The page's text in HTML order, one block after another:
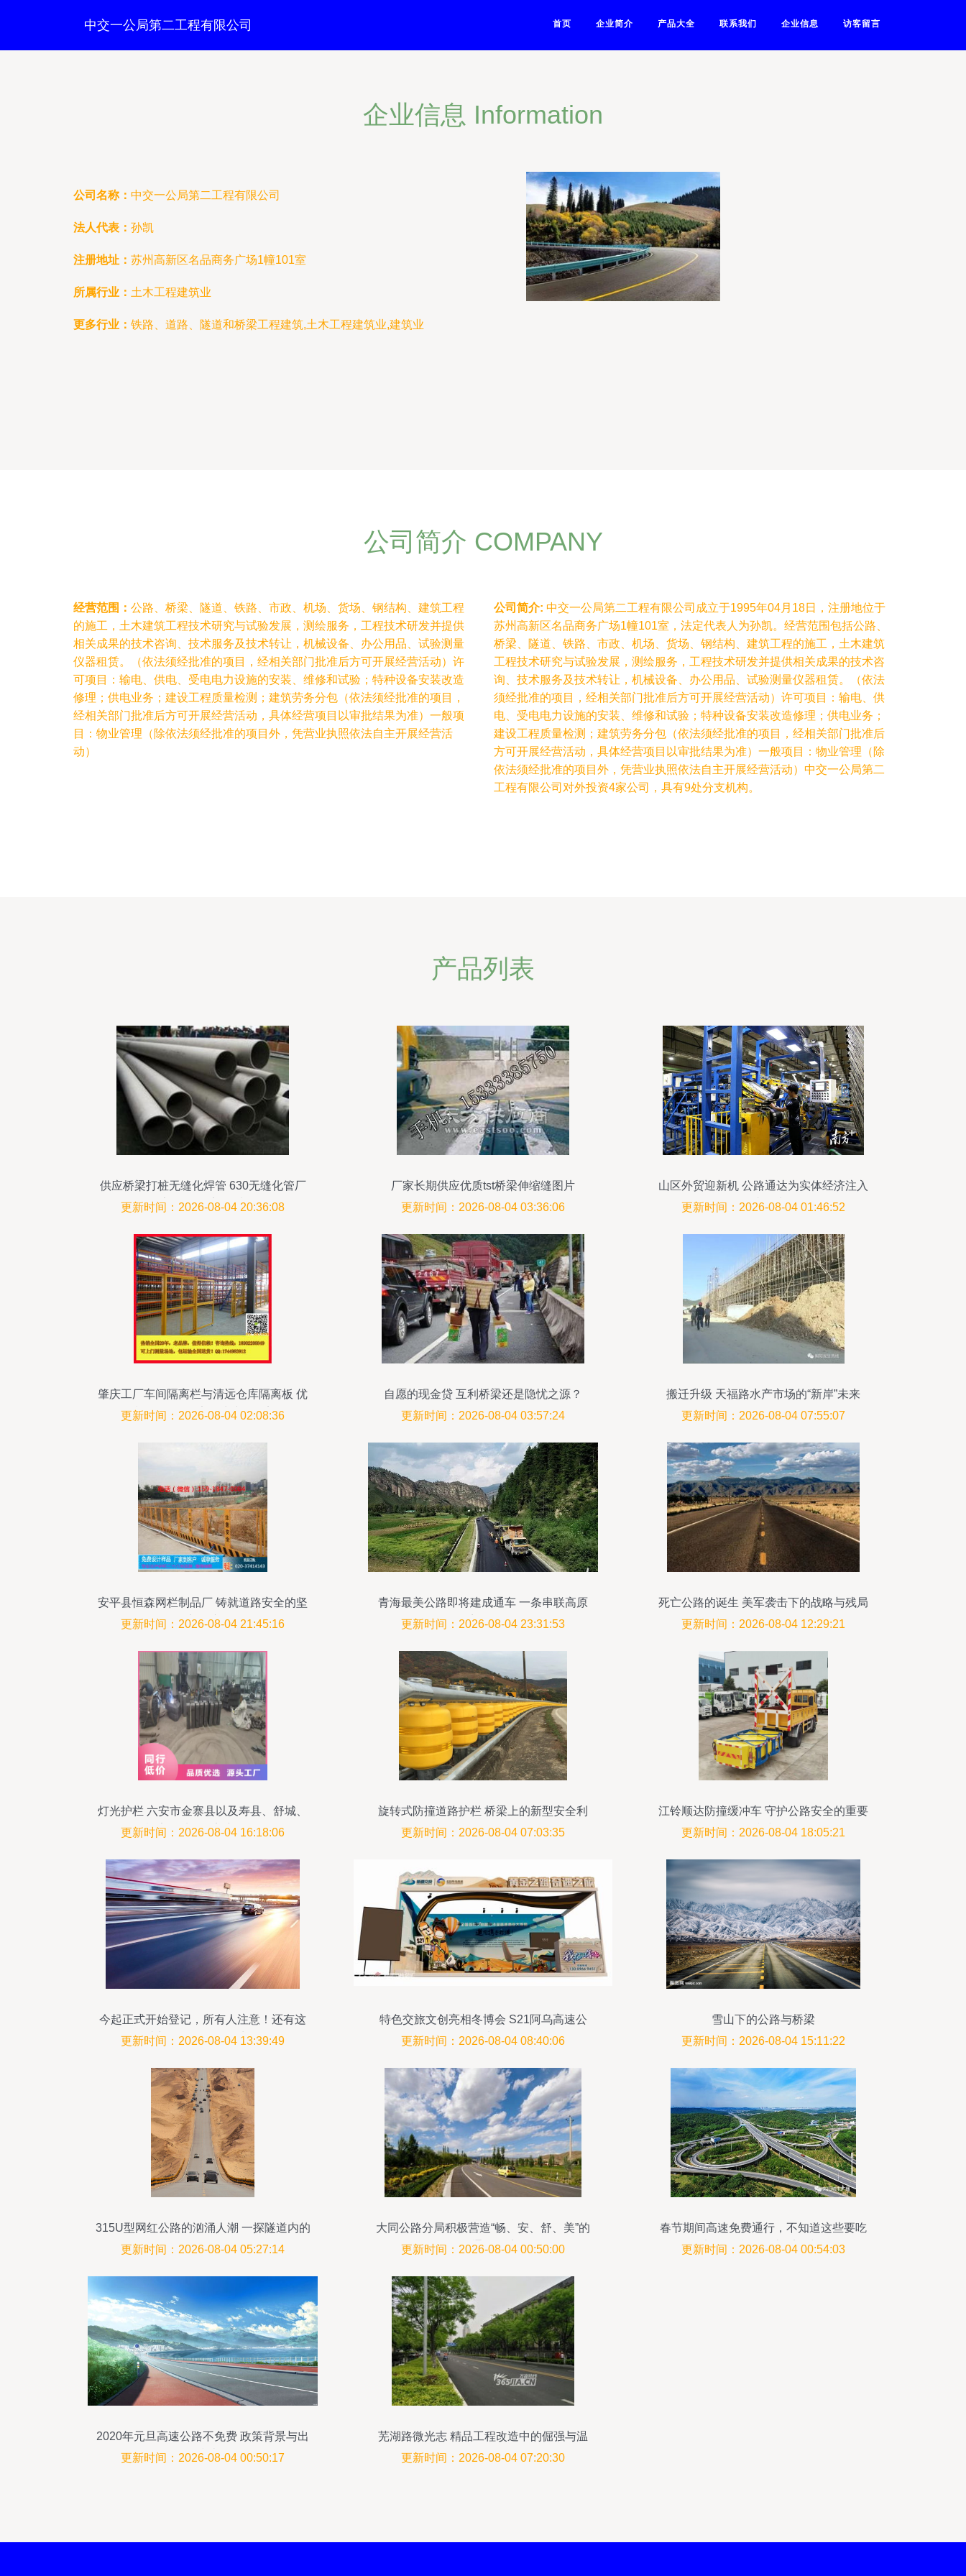
中交一公局第二工程有限公司 首页 企业简介 产品大全 联系我们 企业信息 访客留言
企业信息 Information
公司名称： 中交一公局第二工程有限公司
法人代表： 孙凯
注册地址： 苏州高新区名品商务广场1幢101室
所属行业： 土木工程建筑业
更多行业： 铁路、道路、隧道和桥梁工程建筑,土木工程建筑业,建筑业
公司简介 COMPANY
经营范围： 公路、桥梁、隧道、铁路、市政、机场、货场、钢结构、建筑工程
的施工，土木建筑工程技术研究与试验发展，测绘服务，工程技术研发并提供
相关成果的技术咨询、技术服务及技术转让，机械设备、办公用品、试验测量
仪器租赁。（依法须经批准的项目，经相关部门批准后方可开展经营活动）许
可项目：输电、供电、受电电力设施的安装、维修和试验；特种设备安装改造
修理；供电业务；建设工程质量检测；建筑劳务分包（依法须经批准的项目，
经相关部门批准后方可开展经营活动，具体经营项目以审批结果为准）一般项
目：物业管理（除依法须经批准的项目外，凭营业执照依法自主开展经营活
动）
公司简介: 中交一公局第二工程有限公司成立于1995年04月18日，注册地位于
苏州高新区名品商务广场1幢101室，法定代表人为孙凯。经营范围包括公路、
桥梁、隧道、铁路、市政、机场、货场、钢结构、建筑工程的施工，土木建筑
工程技术研究与试验发展，测绘服务，工程技术研发并提供相关成果的技术咨
询、技术服务及技术转让，机械设备、办公用品、试验测量仪器租赁。（依法
须经批准的项目，经相关部门批准后方可开展经营活动）许可项目：输电、供
电、受电电力设施的安装、维修和试验；特种设备安装改造修理；供电业务；
建设工程质量检测；建筑劳务分包（依法须经批准的项目，经相关部门批准后
方可开展经营活动，具体经营项目以审批结果为准）一般项目：物业管理（除
依法须经批准的项目外，凭营业执照依法自主开展经营活动）中交一公局第二
工程有限公司对外投资4家公司，具有9处分支机构。
产品列表
供应桥梁打桩无缝化焊管 630无缝化管厂
家价格 厂家 图片
更新时间：2026-08-04 20:36:08
厂家长期供应优质tst桥梁伸缩缝图片
更新时间：2026-08-04 03:36:06
山区外贸迎新机 公路通达为实体经济注入
源头活水
更新时间：2026-08-04 01:46:52
肇庆工厂车间隔离栏与清远仓库隔离板 优
质批发，构筑安全生产的桥梁
更新时间：2026-08-04 02:08:36
自愿的现金贷 互利桥梁还是隐忧之源？
更新时间：2026-08-04 03:57:24
搬迁升级 天福路水产市场的“新岸”未来
更新时间：2026-08-04 07:55:07
安平县恒森网栏制品厂 铸就道路安全的坚
实屏障
更新时间：2026-08-04 21:45:16
青海最美公路即将建成通车 一条串联高原
秘境的天路
更新时间：2026-08-04 23:31:53
死亡公路的诞生 美军袭击下的战略与残局
更新时间：2026-08-04 12:29:21
灯光护栏 六安市金寨县以及寿县、舒城、
裕安等地的桥梁新景观
更新时间：2026-08-04 16:18:06
旋转式防撞道路护栏 桥梁上的新型安全利
器
更新时间：2026-08-04 07:03:35
江铃顺达防撞缓冲车 守护公路安全的重要
防线
更新时间：2026-08-04 18:05:21
今起正式开始登记，所有人注意！还有这
些新规将影响你的生活
更新时间：2026-08-04 13:39:49
特色交旅文创亮相冬博会 S21阿乌高速公
路等你来体验
更新时间：2026-08-04 08:40:06
雪山下的公路与桥梁
更新时间：2026-08-04 15:11:22
315U型网红公路的汹涌人潮 一探隧道内的
奇景
更新时间：2026-08-04 05:27:14
大同公路分局积极营造“畅、安、舒、美”的
道路通行环境
更新时间：2026-08-04 00:50:00
春节期间高速免费通行，不知道这些要吃
大亏，特别是过桥梁时！
更新时间：2026-08-04 00:54:03
2020年元旦高速公路不免费 政策背景与出
行指南
更新时间：2026-08-04 00:50:17
芜湖路微光志 精品工程改造中的倔强与温
柔
更新时间：2026-08-04 07:20:30